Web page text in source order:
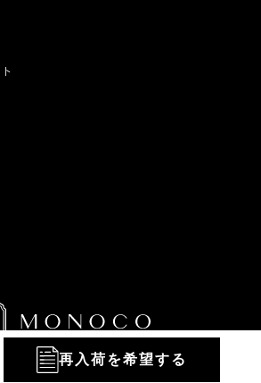
再入荷を希望する
MONOCO INC. 2012-2026